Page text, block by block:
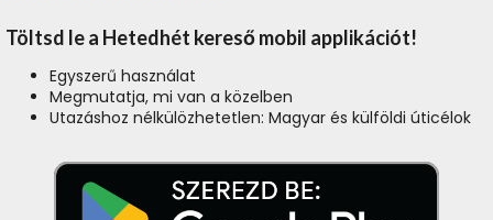
Töltsd le a Hetedhét kereső mobil applikációt!
Egyszerű használat
Megmutatja, mi van a közelben
Utazáshoz nélkülözhetetlen: Magyar és külföldi úticélok